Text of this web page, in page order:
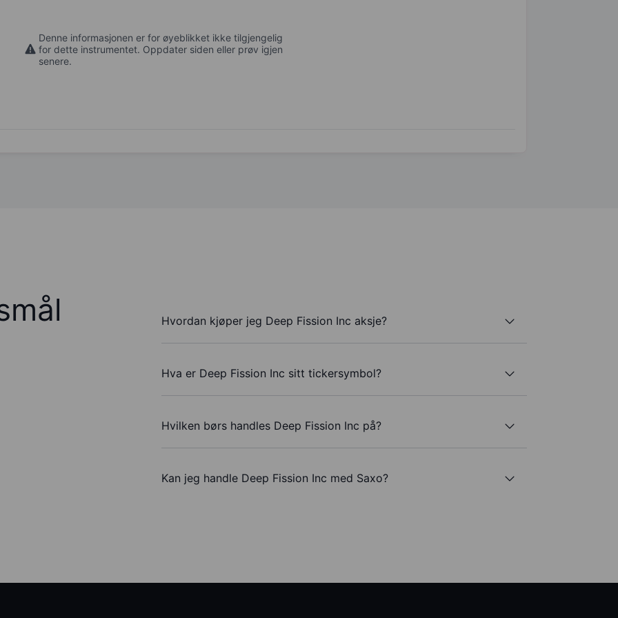
Denne informasjonen er for øyeblikket ikke tilgjengelig
for dette instrumentet. Oppdater siden eller prøv igjen
senere.
Hvordan kjøper jeg Deep Fission Inc aksje?
Hva er Deep Fission Inc sitt tickersymbol?
Hvilken børs handles Deep Fission Inc på?
Kan jeg handle Deep Fission Inc med Saxo?